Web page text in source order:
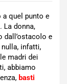
a quel punto e
La donna,
dall’ostacolo e
infatti,
madri dei
abbiamo
basti